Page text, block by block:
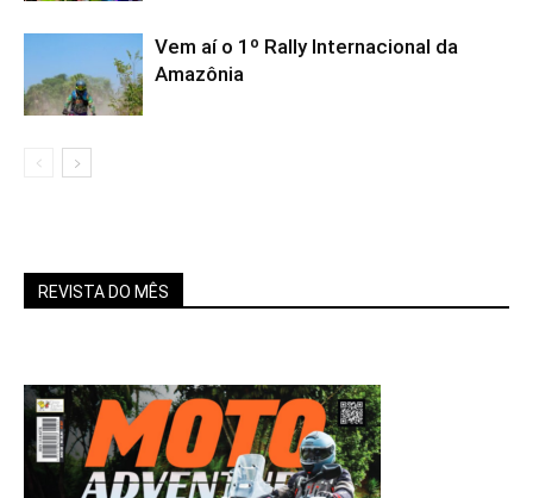
Vem aí o 1º Rally Internacional da
Amazônia
REVISTA DO MÊS